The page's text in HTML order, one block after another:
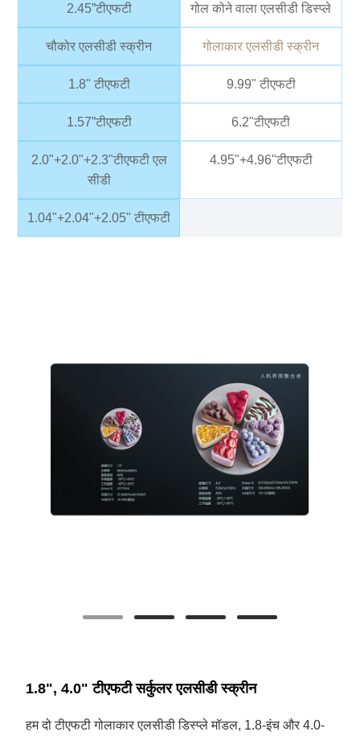
2.45”टीएफटी गोल कोने वाला एलसीडी डिस्प्ले
चौकोर एलसीडी स्क्रीन गोलाकार एलसीडी स्क्रीन
1.8" टीएफटी 9.99" टीएफटी
1.57”टीएफटी 6.2"टीएफटी
2.0"+2.0"+2.3"टीएफटी एल
सीडी
4.95"+4.96"टीएफटी
1.04"+2.04"+2.05" टीएफटी
1.8", 4.0" टीएफटी सर्कुलर एलसीडी स्क्रीन
हम दो टीएफटी गोलाकार एलसीडी डिस्प्ले मॉडल, 1.8-इंच और 4.0-